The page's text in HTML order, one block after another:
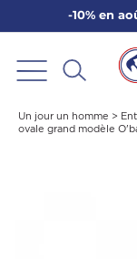
-10% en
Un jour un homme >
ovale grand modèle